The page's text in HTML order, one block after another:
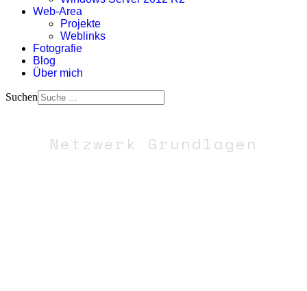
Web-Area
Projekte
Weblinks
Fotografie
Blog
Über mich
Suchen
Netzwerk Grundlagen